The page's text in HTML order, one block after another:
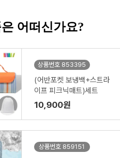
어떠신가요?
상품번호 853395
(어반포켓 보냉백+스트라
이프 피크닉매트)세트
10,900원
상품번호 859151